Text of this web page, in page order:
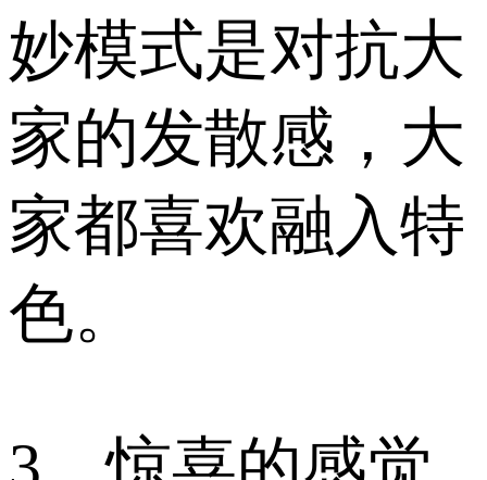
妙模式是对抗大
家的发散感，大
家都喜欢融入特
色。